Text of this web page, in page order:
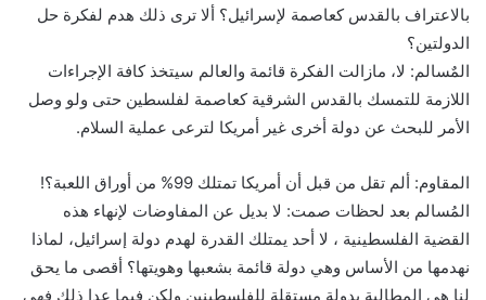
بالاعتراف بالقدس كعاصمة لإسرائيل؟ ألا ترى ذلك هدم لفكرة حل
الدولتين؟
المٌسالم: لا، مازالت الفكرة قائمة والعالم سيتخذ كافة الإجراءات
اللازمة للتمسك بالقدس الشرقية كعاصمة لفلسطين حتى ولو وصل
الأمر للبحث عن دولة أخرى غير أمريكا لترعى عملية السلام.
المقاوم: ألم تقل من قبل أن أمريكا تمتلك 99% من أوراق اللعبة؟!
المُسالم بعد لحظات صمت: لا بديل عن المفاوضات لإنهاء هذه
القضية الفلسطينية ، لا أحد يمتلك القدرة لهدم دولة إسرائيل، لماذا
نهدمها من الأساس وهي دولة قائمة بشعبها وهويتها؟ أقصى ما يحق
لنا هي المطالبة بدولة مستقلة للفلسطينين ولكن فيما عدا ذلك فهي